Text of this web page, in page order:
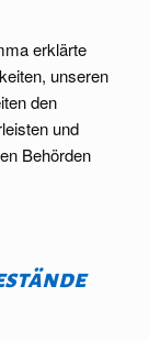
erklärte
unseren
den
und
Behörden